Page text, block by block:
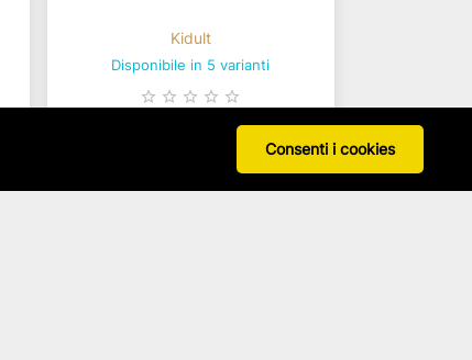
Kidult
Disponibile in 5 varianti
star_border star_border star_border star_border star_border
IVA inclusa
Consenti i cookies